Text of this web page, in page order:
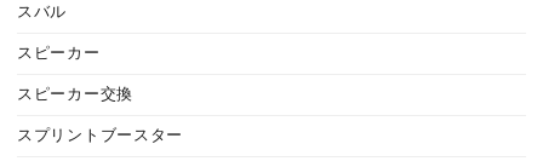
スバル
スピーカー
スピーカー交換
スプリントブースター